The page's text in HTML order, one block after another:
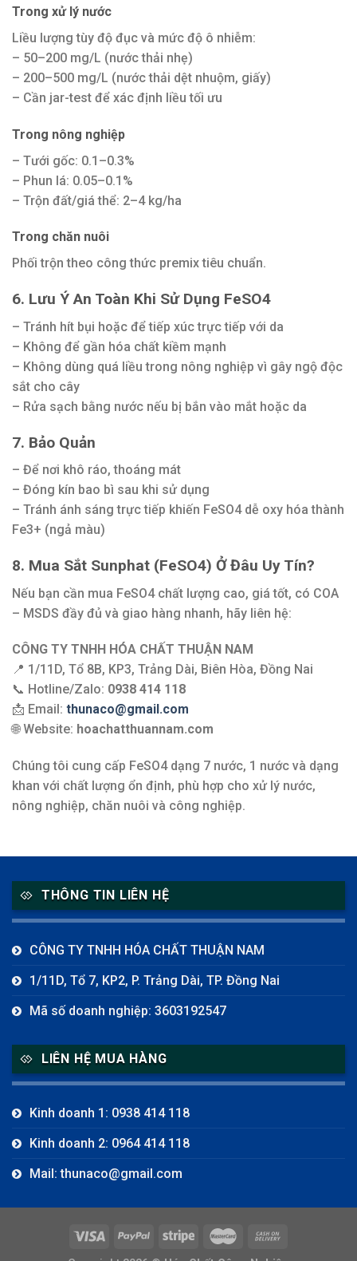
Trong xử lý nước
Liều lượng tùy độ đục và mức độ ô nhiễm:
– 50–200 mg/L (nước thải nhẹ)
– 200–500 mg/L (nước thải dệt nhuộm, giấy)
– Cần jar-test để xác định liều tối ưu
Trong nông nghiệp
– Tưới gốc: 0.1–0.3%
– Phun lá: 0.05–0.1%
– Trộn đất/giá thể: 2–4 kg/ha
Trong chăn nuôi
Phối trộn theo công thức premix tiêu chuẩn.
6. Lưu Ý An Toàn Khi Sử Dụng FeSO4
– Tránh hít bụi hoặc để tiếp xúc trực tiếp với da
– Không để gần hóa chất kiềm mạnh
– Không dùng quá liều trong nông nghiệp vì gây ngộ độc
sắt cho cây
– Rửa sạch bằng nước nếu bị bắn vào mắt hoặc da
7. Bảo Quản
– Để nơi khô ráo, thoáng mát
– Đóng kín bao bì sau khi sử dụng
– Tránh ánh sáng trực tiếp khiến FeSO4 dễ oxy hóa thành
Fe3+ (ngả màu)
8. Mua Sắt Sunphat (FeSO4) Ở Đâu Uy Tín?
Nếu bạn cần mua FeSO4 chất lượng cao, giá tốt, có COA
– MSDS đầy đủ và giao hàng nhanh, hãy liên hệ:
CÔNG TY TNHH HÓA CHẤT THUẬN NAM
📍 1/11D, Tổ 8B, KP3, Trảng Dài, Biên Hòa, Đồng Nai
📞 Hotline/Zalo: 0938 414 118
📩 Email: thunaco@gmail.com
🌐 Website: hoachatthuannam.com
Chúng tôi cung cấp FeSO4 dạng 7 nước, 1 nước và dạng
khan với chất lượng ổn định, phù hợp cho xử lý nước,
nông nghiệp, chăn nuôi và công nghiệp.
THÔNG TIN LIÊN HỆ
CÔNG TY TNHH HÓA CHẤT THUẬN NAM
1/11D, Tổ 7, KP2, P. Trảng Dài, TP. Đồng Nai
Mã số doanh nghiệp: 3603192547
LIÊN HỆ MUA HÀNG
Kinh doanh 1: 0938 414 118
Kinh doanh 2: 0964 414 118
Mail: thunaco@gmail.com